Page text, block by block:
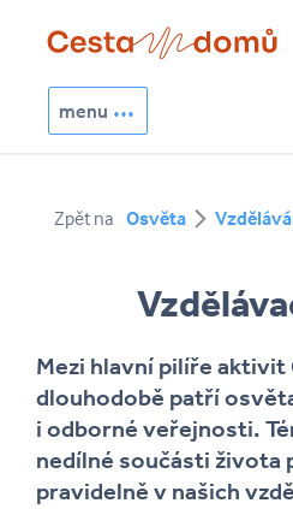
Přejít k hlavnímu obsahu
menu
Vyhledávání
Zpět na Osvěta
Mezi hlavní pilíře aktivit
dlouhodobě patří
i odborné veřejnosti.
nedílné součásti života
pravidelně v našich